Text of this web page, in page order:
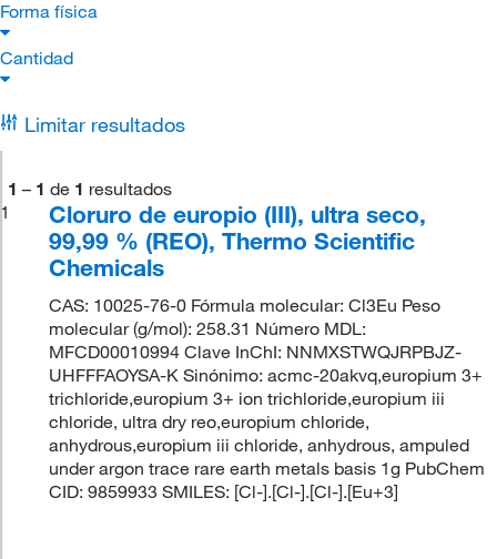
Forma física
Cantidad
Limitar resultados
1 – 1 de 1 resultados
1
Cloruro de europio (III), ultra seco,
99,99 % (REO), Thermo Scientific
Chemicals
CAS: 10025-76-0 Fórmula molecular: Cl3Eu Peso
molecular (g/mol): 258.31 Número MDL:
MFCD00010994 Clave InChI: NNMXSTWQJRPBJZ-
UHFFFAOYSA-K Sinónimo: acmc-20akvq,europium 3+
trichloride,europium 3+ ion trichloride,europium iii
chloride, ultra dry reo,europium chloride,
anhydrous,europium iii chloride, anhydrous, ampuled
under argon trace rare earth metals basis 1g PubChem
CID: 9859933 SMILES: [Cl-].[Cl-].[Cl-].[Eu+3]